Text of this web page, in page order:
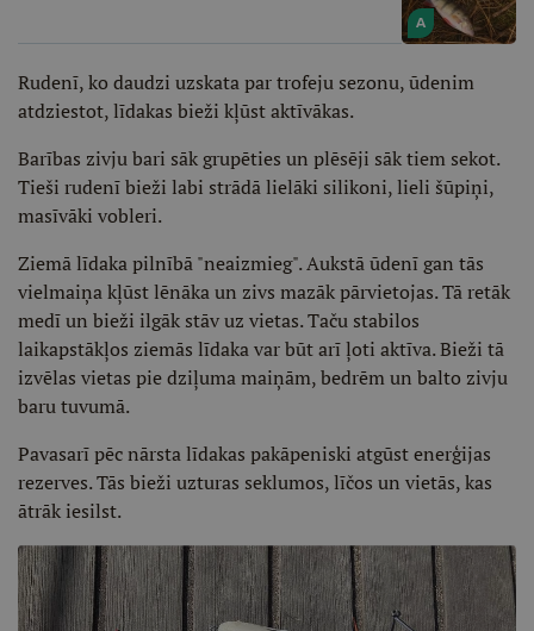
A
Rudenī, ko daudzi uzskata par trofeju sezonu, ūdenim
atdziestot, līdakas bieži kļūst aktīvākas.
Barības zivju bari sāk grupēties un plēsēji sāk tiem sekot.
Tieši rudenī bieži labi strādā lielāki silikoni, lieli šūpiņi,
masīvāki vobleri.
Ziemā līdaka pilnībā "neaizmieg". Aukstā ūdenī gan tās
vielmaiņa kļūst lēnāka un zivs mazāk pārvietojas. Tā retāk
medī un bieži ilgāk stāv uz vietas. Taču stabilos
laikapstākļos ziemās līdaka var būt arī ļoti aktīva. Bieži tā
izvēlas vietas pie dziļuma maiņām, bedrēm un balto zivju
baru tuvumā.
Pavasarī pēc nārsta līdakas pakāpeniski atgūst enerģijas
rezerves. Tās bieži uzturas seklumos, līčos un vietās, kas
ātrāk iesilst.